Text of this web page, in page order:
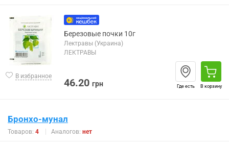
В избранное
Березовые почки 10г
Лектравы (Украина)
ЛЕКТРАВЫ
46.20 грн Где есть В корзину
Бронхо-мунал
Товаров: 4 Аналогов: нет